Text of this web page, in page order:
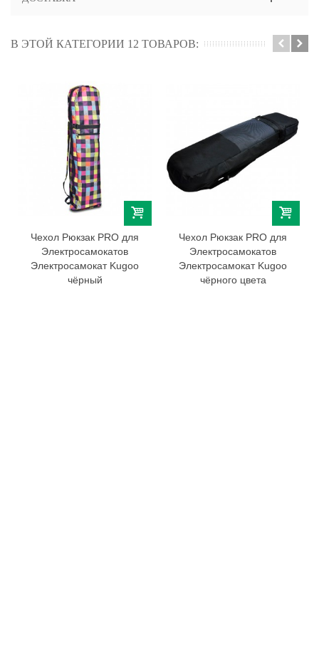
В ЭТОЙ КАТЕГОРИИ 12 ТОВАРОВ:
Чехол Рюкзак PRO для
Электросамокатов
Электросамокат Kugoo
чёрный
Чехол Рюкзак PRO для
Электросамокатов
Электросамокат Kugoo
чёрного цвета